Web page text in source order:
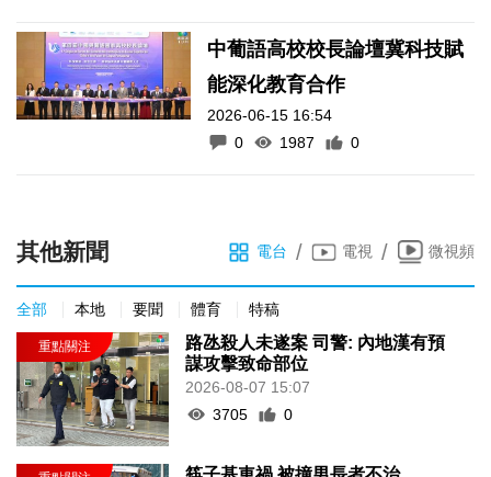
中葡語高校校長論壇冀科技賦
能深化教育合作
2026-06-15 16:54
0
1987 0
其他新聞 電台 / 電視 / 微視頻
全部 本地 要聞 體育 特稿
路氹殺人未遂案 司警: 內地漢有預
謀攻擊致命部位
2026-08-07 15:07
3705
0